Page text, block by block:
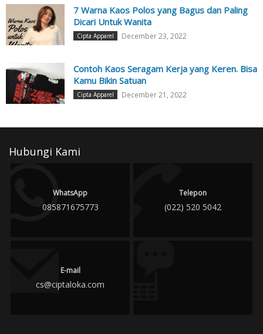
7 Warna Kaos Polos yang Bagus dan Paling
Dicari Untuk Wanita
Cipta Apparel December 23, 2022
Contoh Kaos Seragam Kerja yang Keren. Bisa
Kamu Bikin Satuan
Cipta Apparel December 21, 2022
Hubungi Kami
WhatsApp
085871675773
Telepon
(022) 520 5042
E-mail
cs@ciptaloka.com